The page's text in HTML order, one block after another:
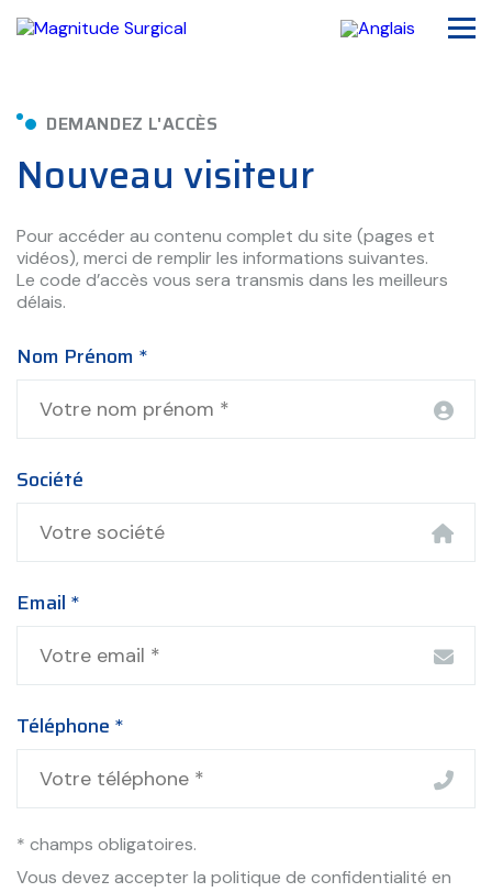
DEMANDEZ L'ACCÈS
Nouveau visiteur
Pour accéder au contenu complet du site (pages et
vidéos), merci de remplir les informations suivantes.
Le code d’accès vous sera transmis dans les meilleurs
délais.
Nom Prénom *
Société
Email *
Téléphone *
* champs obligatoires.
Vous devez accepter la politique de confidentialité en